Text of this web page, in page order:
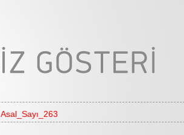
Asal_Sayı_263